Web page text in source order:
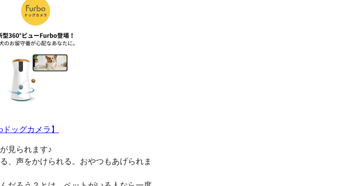
ッグカメラ】
見られます♪
、声をかけられる。おやつもあげられま